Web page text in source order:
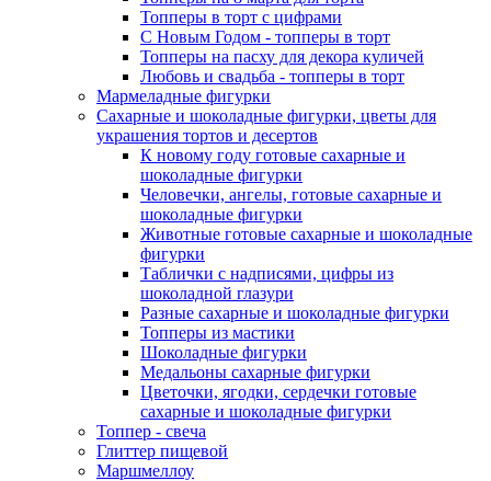
Топперы в торт с цифрами
С Новым Годом - топперы в торт
Топперы на пасху для декора куличей
Любовь и свадьба - топперы в торт
Мармеладные фигурки
Сахарные и шоколадные фигурки, цветы для
украшения тортов и десертов
К новому году готовые сахарные и
шоколадные фигурки
Человечки, ангелы, готовые сахарные и
шоколадные фигурки
Животные готовые сахарные и шоколадные
фигурки
Таблички с надписями, цифры из
шоколадной глазури
Разные сахарные и шоколадные фигурки
Топперы из мастики
Шоколадные фигурки
Медальоны сахарные фигурки
Цветочки, ягодки, сердечки готовые
сахарные и шоколадные фигурки
Топпер - свеча
Глиттер пищевой
Маршмеллоу